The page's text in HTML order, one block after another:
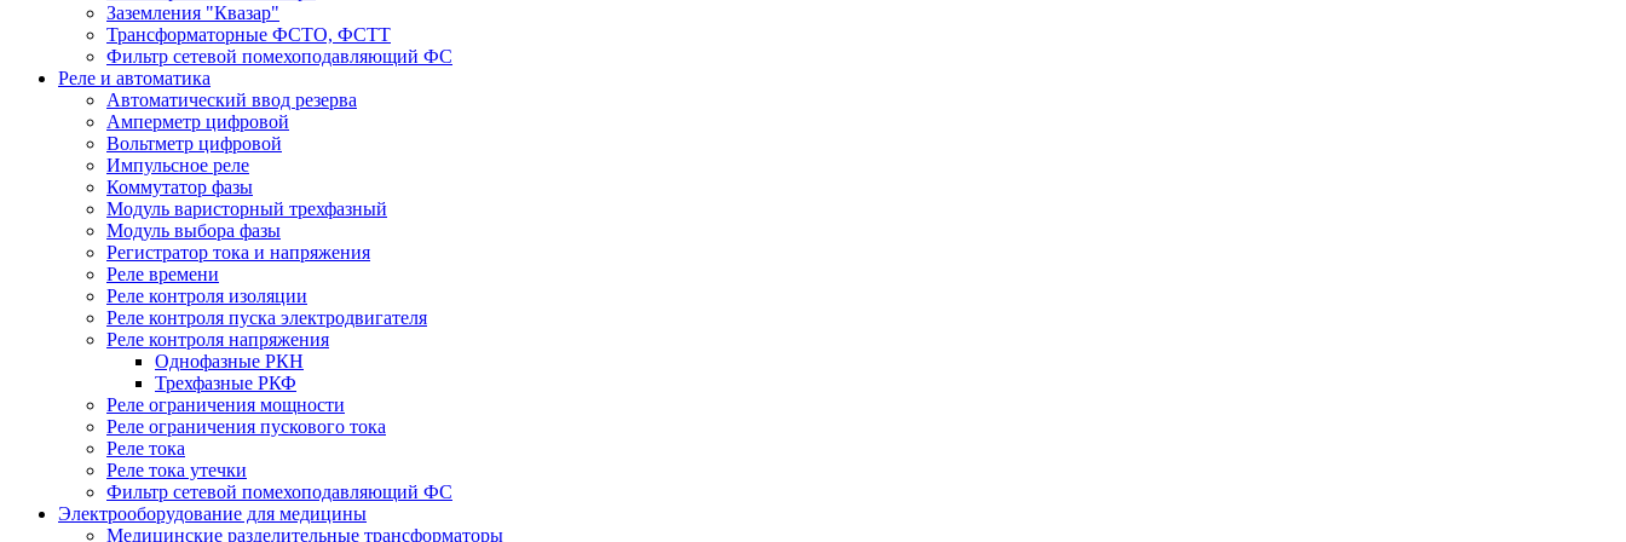
Заземления "Квазар"
Трансформаторные ФСТО, ФСТТ
Фильтр сетевой помехоподавляющий ФС
Реле и автоматика
Автоматический ввод резерва
Амперметр цифровой
Вольтметр цифровой
Импульсное реле
Коммутатор фазы
Модуль варисторный трехфазный
Модуль выбора фазы
Регистратор тока и напряжения
Реле времени
Реле контроля изоляции
Реле контроля пуска электродвигателя
Реле контроля напряжения
Однофазные РКН
Трехфазные РКФ
Реле ограничения мощности
Реле ограничения пускового тока
Реле тока
Реле тока утечки
Фильтр сетевой помехоподавляющий ФС
Электрооборудование для медицины
Медицинские разделительные трансформаторы